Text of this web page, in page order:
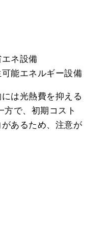
エネ設備
可能エネルギー設備
は光熱費を抑える
方で、初期コスト
あるため、注意が